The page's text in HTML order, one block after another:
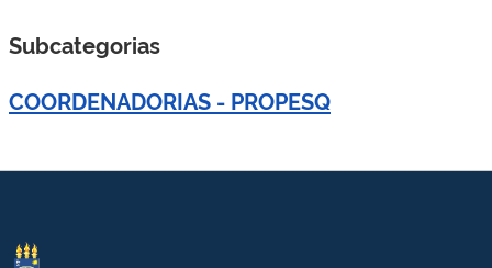
Subcategorias
COORDENADORIAS - PROPESQ